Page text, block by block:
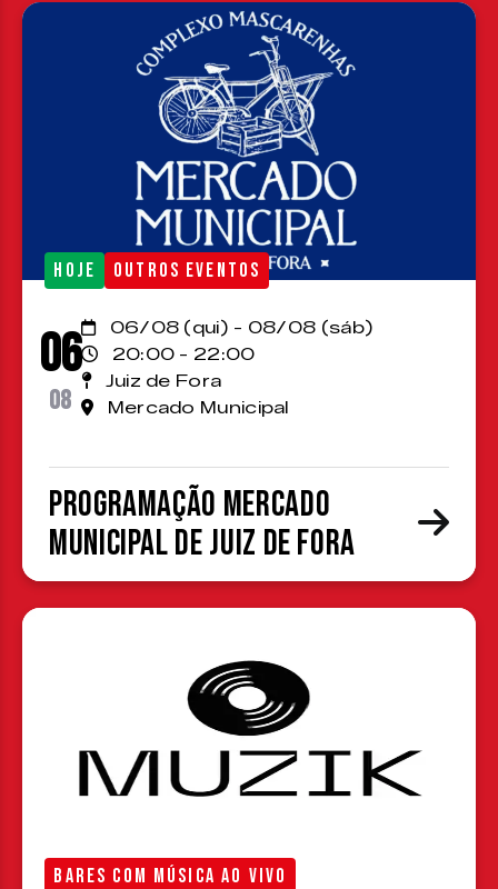
HOJE OUTROS EVENTOS
06
08
06/08 (qui) - 08/08 (sáb)
20:00 - 22:00
Juiz de Fora
Mercado Municipal
Programação Mercado
Municipal de Juiz de Fora
BARES COM MÚSICA AO VIVO